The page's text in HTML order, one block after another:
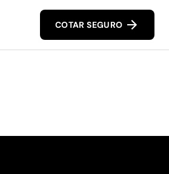
COTAR SEGURO